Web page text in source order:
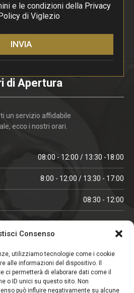
Consenso
utilizziamo tecnologie come i cookie
alle informazioni del dispositivo. Il
ci permetterà di elaborare dati come il
o ID unici su questo sito. Non
può influire negativamente su alcune
e le condizioni della Privacy
di Viglezio
INVIA
di Apertura
un servizio affidabile
ecco i nostri orari.
08:00 - 12:00 / 13:30 -18:00
8:00 - 12:00 / 13:30 - 17:00
08:30 - 12:00
08:00 - 12:00 / 13:30 -18:00
08:00 - 12:00